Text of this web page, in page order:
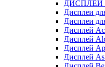
ДИСПЛЕИ
Дисплеи
Дисплеи
Дисплей
Дисплей
Дисплей
Дисплей